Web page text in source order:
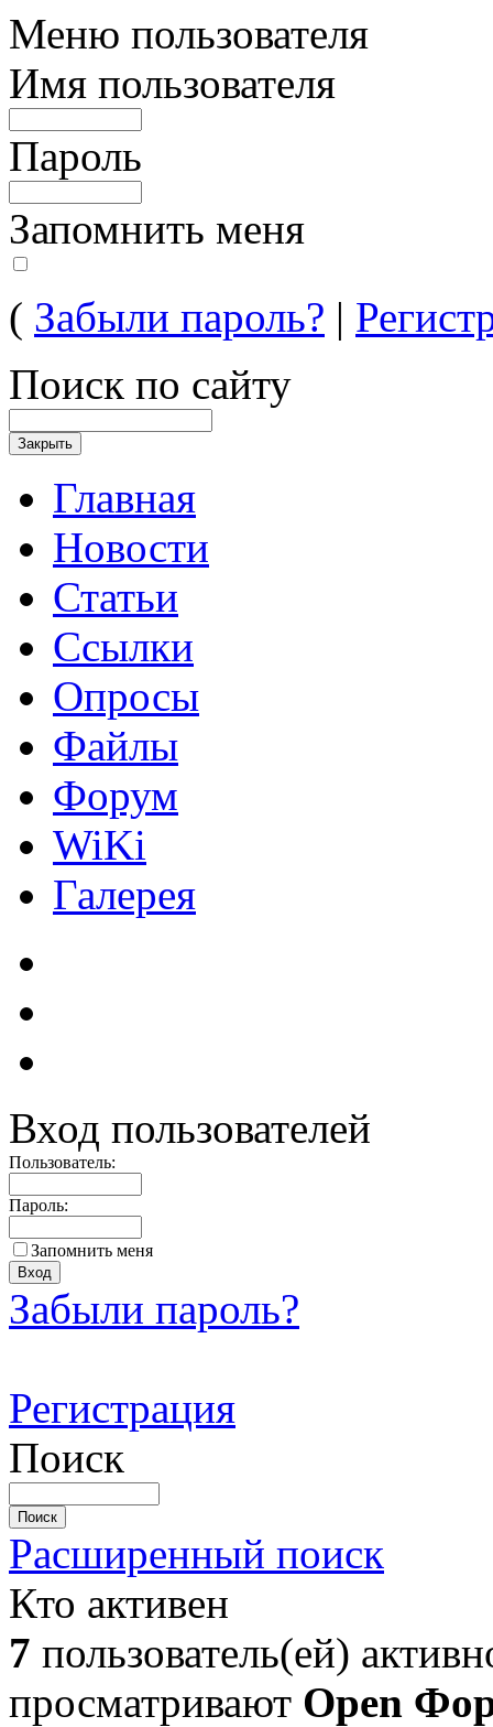
Меню пользователя
Имя пользователя
Пароль
Запомнить меня
( Забыли пароль? |
Поиск по сайту
Главная
Новости
Статьи
Ссылки
Опросы
Файлы
Форум
WiKi
Галерея
Вход пользователей
Пользователь:
Пароль:
Запомнить меня
Забыли пароль?
Регистрация
Поиск
Расширенный поиск
Кто активен
7 пользователь(ей)
просматривают Open